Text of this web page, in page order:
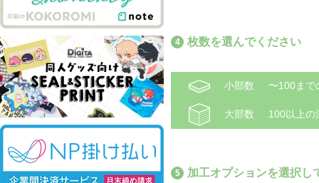
枚数を選んでください
小部数 〜100まで
大部数 100以上の
加工オプションを選択し